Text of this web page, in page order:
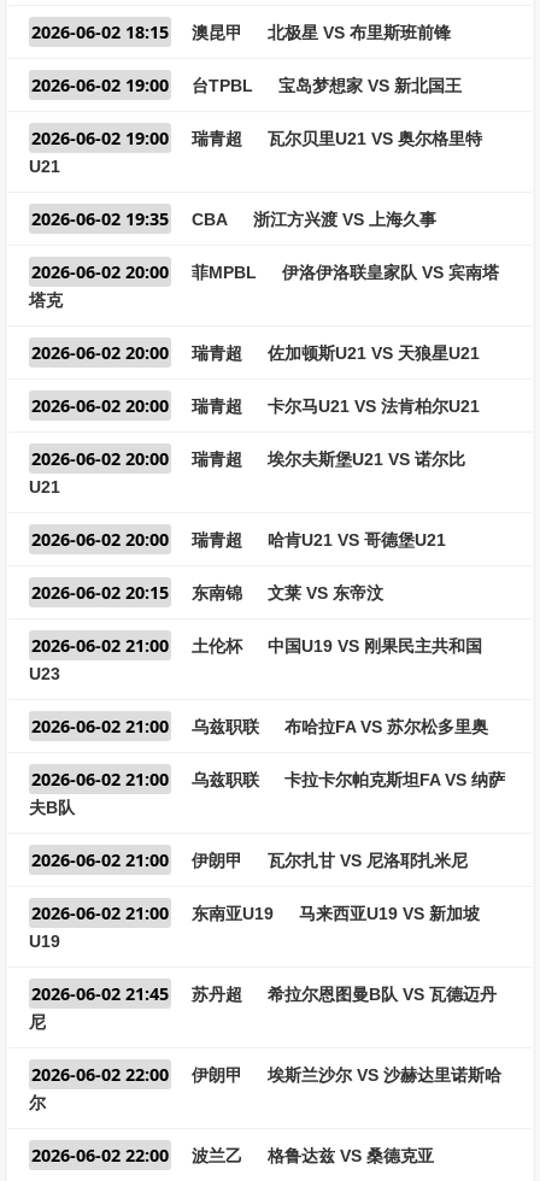
2026-06-02 18:15 澳昆甲 北极星 VS 布里斯班前锋
2026-06-02 19:00 台TPBL 宝岛梦想家 VS 新北国王
2026-06-02 19:00 瑞青超
瓦尔贝里U21 VS 奥尔格里特
U21
2026-06-02 19:35 CBA 浙江方兴渡 VS 上海久事
2026-06-02 20:00 菲MPBL
伊洛伊洛联皇家队 VS 宾南塔
塔克
2026-06-02 20:00 瑞青超 佐加顿斯U21 VS 天狼星U21
2026-06-02 20:00 瑞青超 卡尔马U21 VS 法肯柏尔U21
2026-06-02 20:00 瑞青超
埃尔夫斯堡U21 VS 诺尔比
U21
2026-06-02 20:00 瑞青超 哈肯U21 VS 哥德堡U21
2026-06-02 20:15 东南锦 文莱 VS 东帝汶
2026-06-02 21:00 土伦杯
中国U19 VS 刚果民主共和国
U23
2026-06-02 21:00 乌兹职联 布哈拉FA VS 苏尔松多里奥
2026-06-02 21:00 乌兹职联
卡拉卡尔帕克斯坦FA VS 纳萨
夫B队
2026-06-02 21:00 伊朗甲 瓦尔扎甘 VS 尼洛耶扎米尼
2026-06-02 21:00 东南亚U19
马来西亚U19 VS 新加坡
U19
2026-06-02 21:45 苏丹超
希拉尔恩图曼B队 VS 瓦德迈丹
尼
2026-06-02 22:00 伊朗甲
埃斯兰沙尔 VS 沙赫达里诺斯哈
尔
2026-06-02 22:00 波兰乙 格鲁达兹 VS 桑德克亚